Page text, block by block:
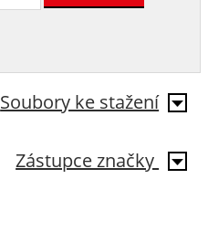
Soubory ke stažení
Zástupce značky